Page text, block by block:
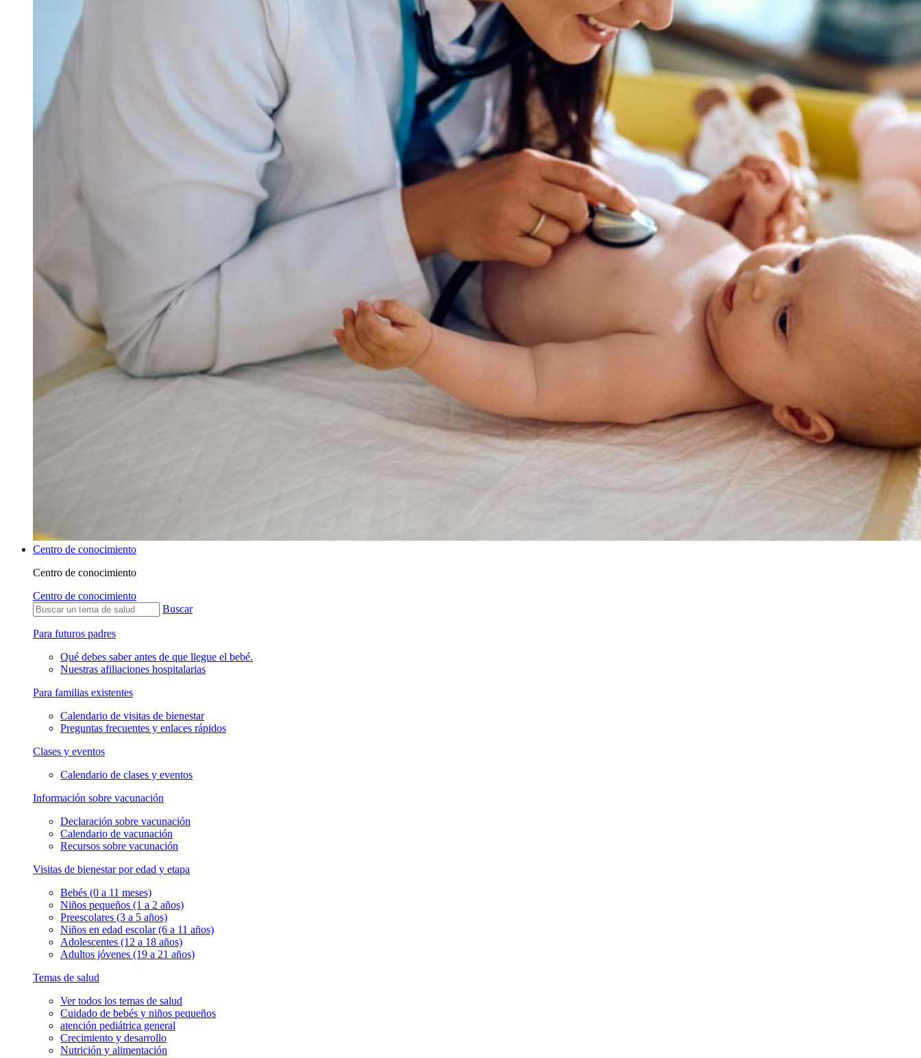
Centro de conocimiento
Centro de conocimiento
Centro de conocimiento
Buscar
Para futuros padres
Qué debes saber antes de que llegue el bebé.
Nuestras afiliaciones hospitalarias
Para familias existentes
Calendario de visitas de bienestar
Preguntas frecuentes y enlaces rápidos
Clases y eventos
Calendario de clases y eventos
Información sobre vacunación
Declaración sobre vacunación
Calendario de vacunación
Recursos sobre vacunación
Visitas de bienestar por edad y etapa
Bebés (0 a 11 meses)
Niños pequeños (1 a 2 años)
Preescolares (3 a 5 años)
Niños en edad escolar (6 a 11 años)
Adolescentes (12 a 18 años)
Adultos jóvenes (19 a 21 años)
Temas de salud
Ver todos los temas de salud
Cuidado de bebés y niños pequeños
atención pediátrica general
Crecimiento y desarrollo
Nutrición y alimentación